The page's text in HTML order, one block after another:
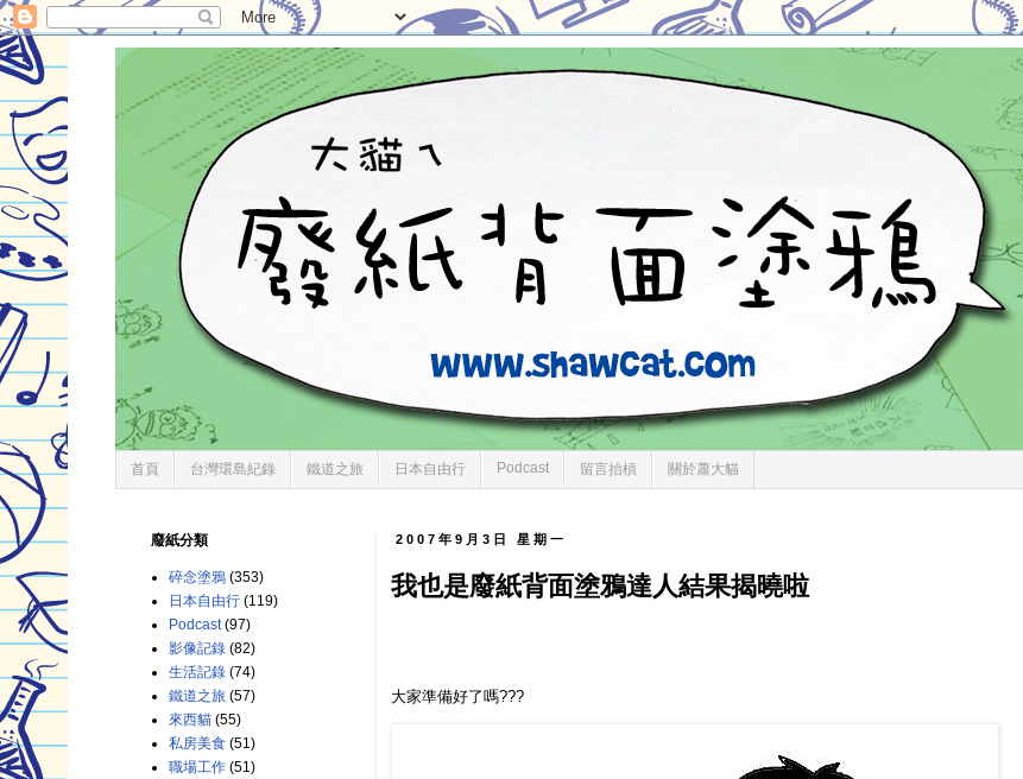
首頁 台灣環島紀錄 鐵道之旅 日本自由行 Podcast 留言抬槓 關於蕭大貓
2007年9月3日 星期一
我也是廢紙背面塗鴉達人結果揭曉啦
大家準備好了嗎???
廢紙分類
碎念塗鴉 (353)
日本自由行 (119)
Podcast (97)
影像記錄 (82)
生活記錄 (74)
鐵道之旅 (57)
來西貓 (55)
私房美食 (51)
職場工作 (51)